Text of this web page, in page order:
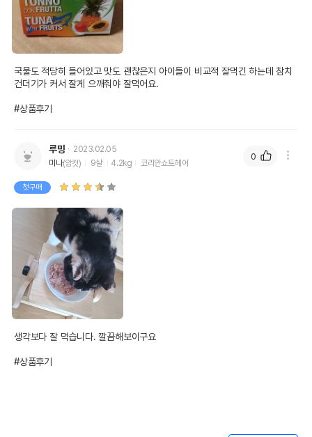
국물도 적당히 들어있고 맛도 괜찮은지 아이들이 비교적 잘먹긴 하는데 참치
건더기가 커서 잘게 으깨줘야 잘먹어요.
#상품후기
루밍
2023.02.05
미나(암컷) 9살 4.2kg 코리안쇼트헤어
첫구매
생각보다 잘 먹습니다. 깔끔해보이구요
#상품후기
0